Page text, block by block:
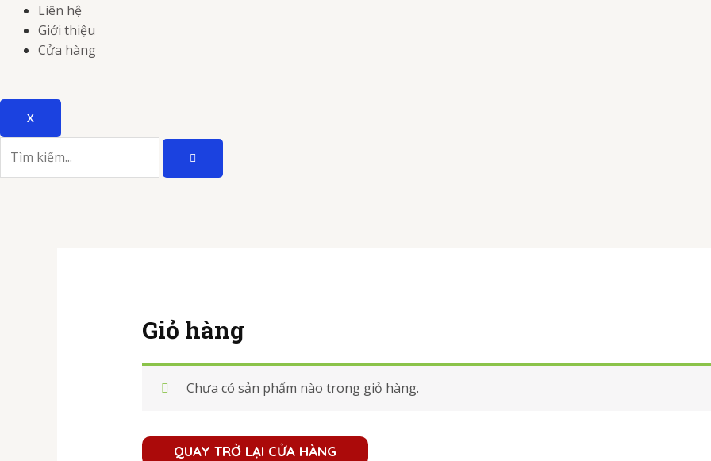
Liên hệ
Giới thiệu
Cửa hàng
X
kiếm
TÌM
KIẾM
Giỏ hàng
Chưa có sản phẩm nào trong giỏ hàng.
QUAY TRỞ LẠI CỬA HÀNG